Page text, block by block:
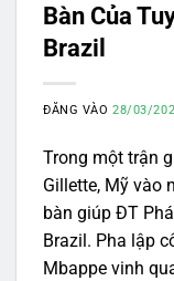
Bàn Của
Brazil
ĐĂNG VÀO28/03/
Trong một trận
Gillette, Mỹ vào
bàn giúp ĐT
Brazil. Pha lập
Mbappe vinh